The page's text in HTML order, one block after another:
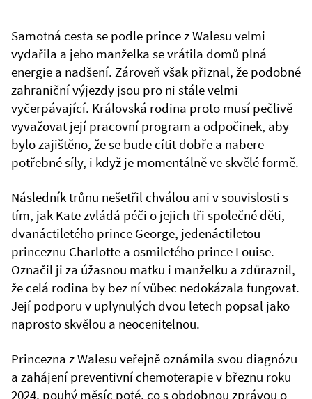
Samotná cesta se podle prince z Walesu velmi
vydařila a jeho manželka se vrátila domů plná
energie a nadšení. Zároveň však přiznal, že podobné
zahraniční výjezdy jsou pro ni stále velmi
vyčerpávající. Královská rodina proto musí pečlivě
vyvažovat její pracovní program a odpočinek, aby
bylo zajištěno, že se bude cítit dobře a nabere
potřebné síly, i když je momentálně ve skvělé formě.
Následník trůnu nešetřil chválou ani v souvislosti s
tím, jak Kate zvládá péči o jejich tři společné děti,
dvanáctiletého prince George, jedenáctiletou
princeznu Charlotte a osmiletého prince Louise.
Označil ji za úžasnou matku i manželku a zdůraznil,
že celá rodina by bez ní vůbec nedokázala fungovat.
Její podporu v uplynulých dvou letech popsal jako
naprosto skvělou a neocenitelnou.
Princezna z Walesu veřejně oznámila svou diagnózu
a zahájení preventivní chemoterapie v březnu roku
2024, pouhý měsíc poté, co s obdobnou zprávou o